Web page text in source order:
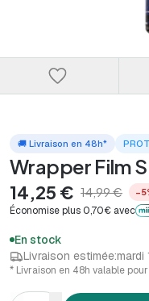
🚚 Livraison en 48h*
Wrapper Film
14,25 € 14,99 €
Économise plus 0,70€ avec
En stock
Livraison estimée:mardi
* Livraison en 48h valable